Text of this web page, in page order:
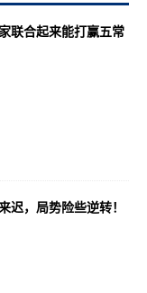
联合起来能打赢五常
迟，局势险些逆转！